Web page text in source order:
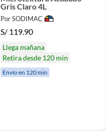
Gris Claro 4L
Por SODIMAC
S/ 119.90
Llega mañana
Retira desde 120 min
Envío en 120 min